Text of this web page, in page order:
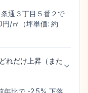
通３丁目５番２で
/㎡（坪単価: 約
れだけ上昇（また
年比で -2.5% 下落